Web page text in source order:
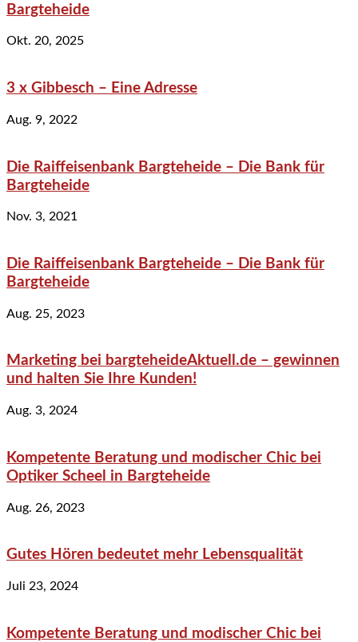
Bargteheide
Okt. 20, 2025
3 x Gibbesch – Eine Adresse
Aug. 9, 2022
Die Raiffeisenbank Bargteheide – Die Bank für
Bargteheide
Nov. 3, 2021
Die Raiffeisenbank Bargteheide – Die Bank für
Bargteheide
Aug. 25, 2023
Marketing bei bargteheideAktuell.de – gewinnen
und halten Sie Ihre Kunden!
Aug. 3, 2024
Kompetente Beratung und modischer Chic bei
Optiker Scheel in Bargteheide
Aug. 26, 2023
Gutes Hören bedeutet mehr Lebensqualität
Juli 23, 2024
Kompetente Beratung und modischer Chic bei